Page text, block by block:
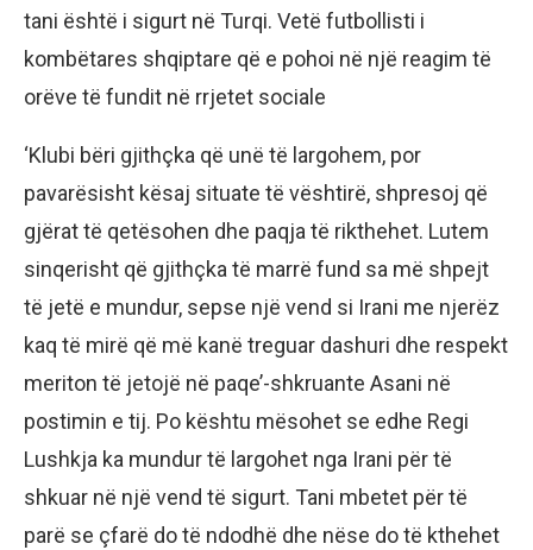
tani është i sigurt në Turqi. Vetë futbollisti i
kombëtares shqiptare që e pohoi në një reagim të
orëve të fundit në rrjetet sociale
‘Klubi bëri gjithçka që unë të largohem, por
pavarësisht kësaj situate të vështirë, shpresoj që
gjërat të qetësohen dhe paqja të rikthehet. Lutem
sinqerisht që gjithçka të marrë fund sa më shpejt
të jetë e mundur, sepse një vend si Irani me njerëz
kaq të mirë që më kanë treguar dashuri dhe respekt
meriton të jetojë në paqe’-shkruante Asani në
postimin e tij. Po kështu mësohet se edhe Regi
Lushkja ka mundur të largohet nga Irani për të
shkuar në një vend të sigurt. Tani mbetet për të
parë se çfarë do të ndodhë dhe nëse do të kthehet